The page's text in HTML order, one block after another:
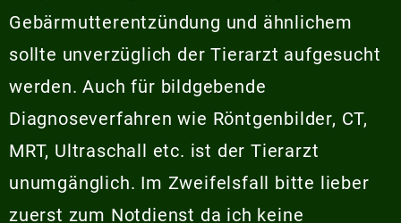
Gebärmutterentzündung und ähnlichem
sollte unverzüglich der Tierarzt aufgesucht
werden. Auch für bildgebende
Diagnoseverfahren wie Röntgenbilder, CT,
MRT, Ultraschall etc. ist der Tierarzt
unumgänglich. Im Zweifelsfall bitte lieber
zuerst zum Notdienst da ich keine